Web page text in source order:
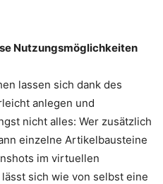
Nutzungsmöglichkeiten
lassen sich dank des
anlegen und
nicht alles: Wer zusätzlich
einzelne Artikelbausteine
im virtuellen
sich wie von selbst eine